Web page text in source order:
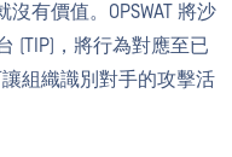
有價值。OPSWAT 將沙
(TIP)，將行為對應至已
組織識別對手的攻擊活